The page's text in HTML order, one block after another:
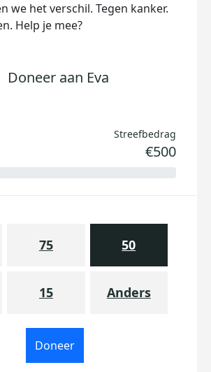
we het verschil. Tegen kanker.
Help je mee?
Doneer aan Eva
Streefbedrag
€500
75 50
15 Anders
Doneer